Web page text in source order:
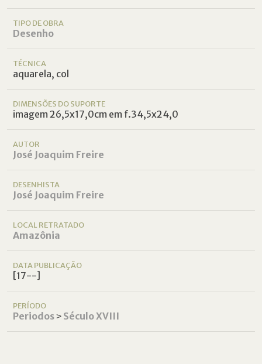
TIPO DE OBRA
Desenho
TÉCNICA
aquarela, col
DIMENSÕES DO SUPORTE
imagem 26,5x17,0cm em f.34,5x24,0
AUTOR
José Joaquim Freire
DESENHISTA
José Joaquim Freire
LOCAL RETRATADO
Amazônia
DATA PUBLICAÇÃO
[17--]
PERÍODO
Periodos˃ Século XVIII